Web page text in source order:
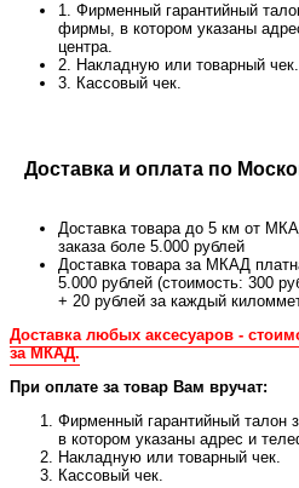
1. Фирменный гарантийный
фирмы, в котором указаны
центра.
2. Накладную или товарный чек.
3. Кассовый чек.
Доставка и оплата по
Доставка товара до 5 км от
заказа боле 5.000 рублей
Доставка товара за МКАД
5.000 рублей (стоимость: 300
+ 20 рублей за каждый
Доставка любых аксесуаров -
за МКАД.
При оплате за товар Вам вручат:
Фирменный гарантийный
в котором указаны адрес и
Накладную или товарный чек.
Кассовый чек.